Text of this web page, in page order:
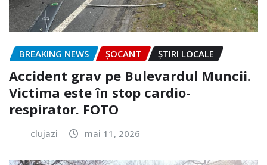
BREAKING NEWS ȘOCANT ȘTIRI LOCALE
Accident grav pe Bulevardul Muncii.
Victima este în stop cardio-
respirator. FOTO
clujazi mai 11, 2026